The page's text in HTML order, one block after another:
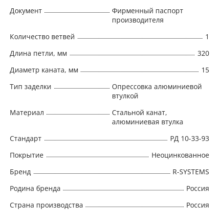
Документ
Фирменный паспорт
производителя
Количество ветвей
1
Длина петли, мм
320
Диаметр каната, мм
15
Тип заделки
Опрессовка алюминиевой
втулкой
Материал
Стальной канат,
алюминиевая втулка
Стандарт
РД 10-33-93
Покрытие
Неоцинкованное
Бренд
R-SYSTEMS
Родина бренда
Россия
Страна производства
Россия